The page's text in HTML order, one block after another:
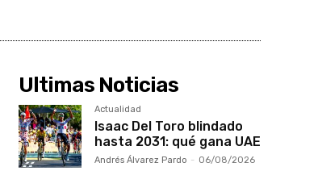
Ultimas Noticias
Actualidad
Isaac Del Toro blindado
hasta 2031: qué gana UAE
Andrés Álvarez Pardo - 06/08/2026